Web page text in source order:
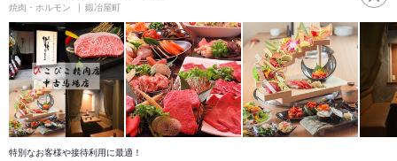
焼肉・ホルモン 鍛冶屋町
特別なお客様や接待利用に最適！